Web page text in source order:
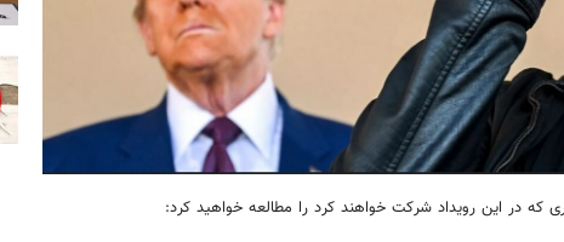
که در این رویداد شرکت خواهند کرد را مطالعه خواهید کرد: